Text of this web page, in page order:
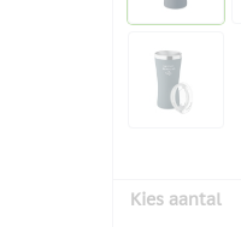
Kies aantal